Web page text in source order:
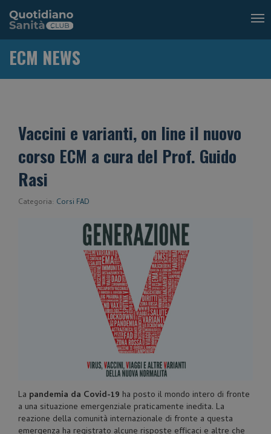
ECM NEWS
Vaccini e varianti, on line il nuovo
corso ECM a cura del Prof. Guido
Rasi
Categoria: Corsi FAD
La pandemia da Covid-19 ha posto il mondo intero di fronte
a una situazione emergenziale praticamente inedita. La
reazione della comunità internazionale di fronte a questa